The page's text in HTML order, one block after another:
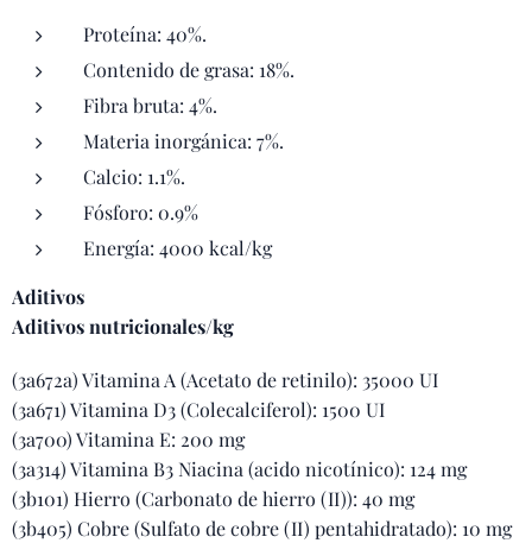
Proteína: 40%.
Contenido de grasa: 18%.
Fibra bruta: 4%.
Materia inorgánica: 7%.
Calcio: 1.1%.
Fósforo: 0.9%
Energía: 4000 kcal/kg
Aditivos
Aditivos nutricionales/kg
(3a672a) Vitamina A (Acetato de retinilo): 35000 UI
(3a671) Vitamina D3 (Colecalciferol): 1500 UI
(3a700) Vitamina E: 200 mg
(3a314) Vitamina B3 Niacina (acido nicotínico): 124 mg
(3b101) Hierro (Carbonato de hierro (II)): 40 mg
(3b405) Cobre (Sulfato de cobre (II) pentahidratado): 10 mg